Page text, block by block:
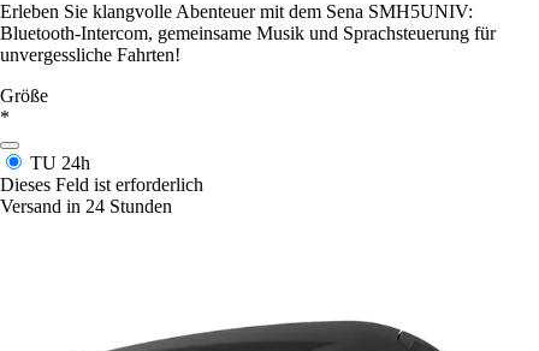
Erleben Sie klangvolle Abenteuer mit dem Sena SMH5UNIV:
Bluetooth-Intercom, gemeinsame Musik und Sprachsteuerung für
unvergessliche Fahrten!
Größe
*
TU 24h
Dieses Feld ist erforderlich
Versand in 24 Stunden